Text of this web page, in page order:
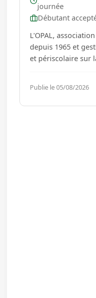
journée
Débutant
L'OPAL,
depuis 1965 et
et périscolaire sur
périscolaire (H/F)
WALDHOUSE (Moselle). Missions : -
accompagner les
Publie le 05/08/2026